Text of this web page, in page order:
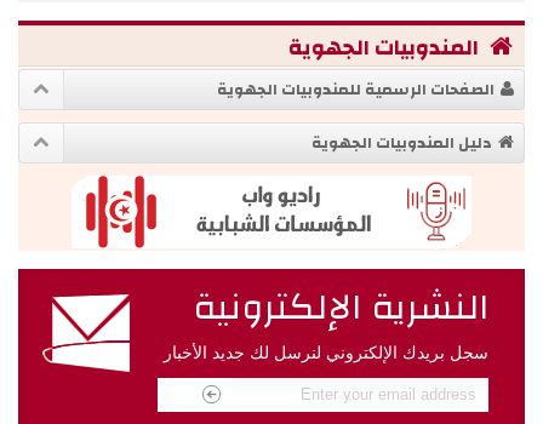
المندوبيات الجهوية
الصفحات الرسمية للمندوبيات الجهوية
دليل المندوبيات الجهوية
النشرية الإلكترونية
سجل بريدك الإلكتروني لنرسل لك جديد الأخبار